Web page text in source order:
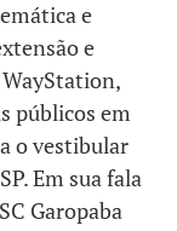
e
e
públicos em
o vestibular
Em sua fala
Garopaba